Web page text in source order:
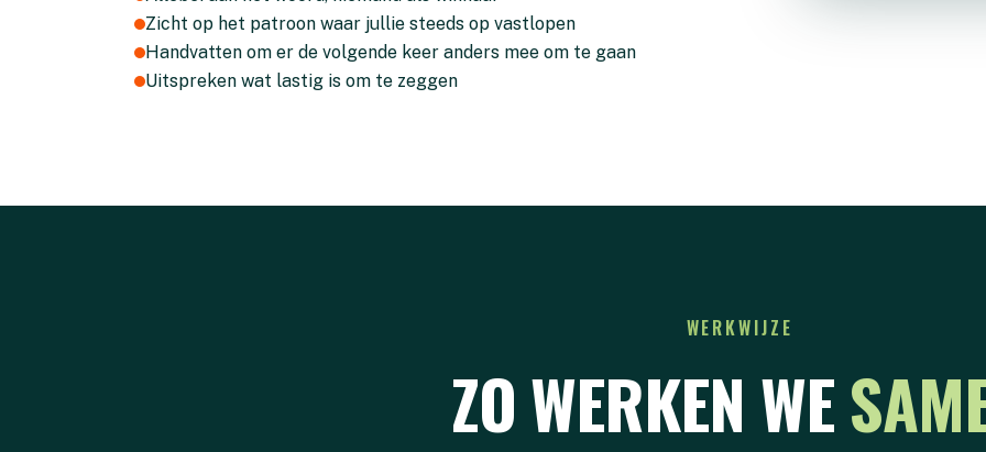
Zicht op het patroon waar jullie steeds op vastlopen
Handvatten om er de volgende keer anders mee om te gaan
Uitspreken wat lastig is om te zeggen
WERKWIJZE
ZO WERKEN WE